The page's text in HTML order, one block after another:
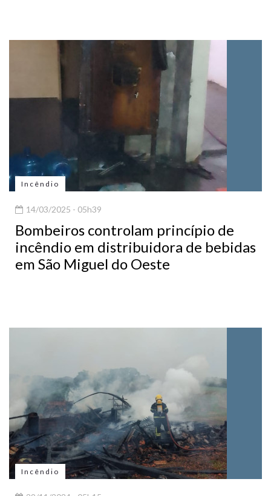
Incêndio
14/03/2025 - 05h39
Bombeiros controlam princípio de
incêndio em distribuidora de bebidas
em São Miguel do Oeste
Incêndio